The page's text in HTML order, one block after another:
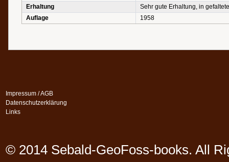
Erhaltung
Sehr gute Erhaltung, in
Auflage
1958
Impressum / AGB
Datenschutzerklärung
Links
© 2014 Sebald-GeoFoss-books. All